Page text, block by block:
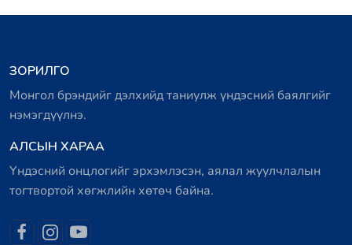
ЗОРИЛГО
Монгол брэндийг дэлхийд таниулж үндэсний баялгийг
нэмэгдүүлнэ.
АЛСЫН ХАРАА
Үндэсний онцлогийг эрхэмлэсэн, аялал жуулчлалын
тогтвортой хөгжлийн хөтөч байна.